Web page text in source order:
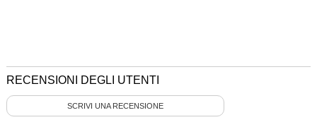
RECENSIONI DEGLI UTENTI
SCRIVI UNA RECENSIONE